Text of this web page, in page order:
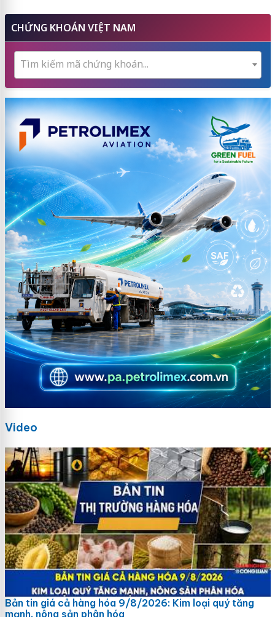
CHỨNG KHOÁN VIỆT NAM
Tìm kiếm mã chứng khoán...
Video
Bản tin giá cả hàng hóa 9/8/2026: Kim loại quý tăng
mạnh, nông sản phân hóa